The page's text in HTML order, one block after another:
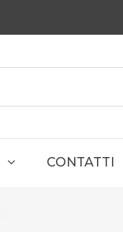
CONTATTI